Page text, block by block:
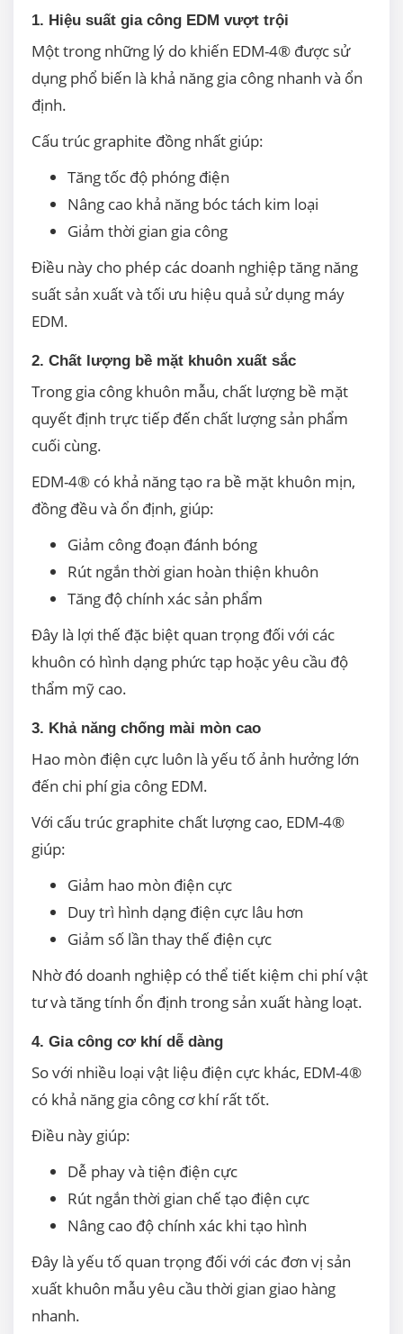
1. Hiệu suất gia công EDM vượt trội
Một trong những lý do khiến EDM-4® được sử
dụng phổ biến là khả năng gia công nhanh và ổn
định.
Cấu trúc graphite đồng nhất giúp:
Tăng tốc độ phóng điện
Nâng cao khả năng bóc tách kim loại
Giảm thời gian gia công
Điều này cho phép các doanh nghiệp tăng năng
suất sản xuất và tối ưu hiệu quả sử dụng máy
EDM.
2. Chất lượng bề mặt khuôn xuất sắc
Trong gia công khuôn mẫu, chất lượng bề mặt
quyết định trực tiếp đến chất lượng sản phẩm
cuối cùng.
EDM-4® có khả năng tạo ra bề mặt khuôn mịn,
đồng đều và ổn định, giúp:
Giảm công đoạn đánh bóng
Rút ngắn thời gian hoàn thiện khuôn
Tăng độ chính xác sản phẩm
Đây là lợi thế đặc biệt quan trọng đối với các
khuôn có hình dạng phức tạp hoặc yêu cầu độ
thẩm mỹ cao.
3. Khả năng chống mài mòn cao
Hao mòn điện cực luôn là yếu tố ảnh hưởng lớn
đến chi phí gia công EDM.
Với cấu trúc graphite chất lượng cao, EDM-4®
giúp:
Giảm hao mòn điện cực
Duy trì hình dạng điện cực lâu hơn
Giảm số lần thay thế điện cực
Nhờ đó doanh nghiệp có thể tiết kiệm chi phí vật
tư và tăng tính ổn định trong sản xuất hàng loạt.
4. Gia công cơ khí dễ dàng
So với nhiều loại vật liệu điện cực khác, EDM-4®
có khả năng gia công cơ khí rất tốt.
Điều này giúp:
Dễ phay và tiện điện cực
Rút ngắn thời gian chế tạo điện cực
Nâng cao độ chính xác khi tạo hình
Đây là yếu tố quan trọng đối với các đơn vị sản
xuất khuôn mẫu yêu cầu thời gian giao hàng
nhanh.